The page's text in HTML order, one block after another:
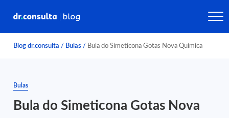
Blog dr.consulta / Bulas / Bula do Simeticona Gotas Nova Química
Bulas
Bula do Simeticona Gotas Nova